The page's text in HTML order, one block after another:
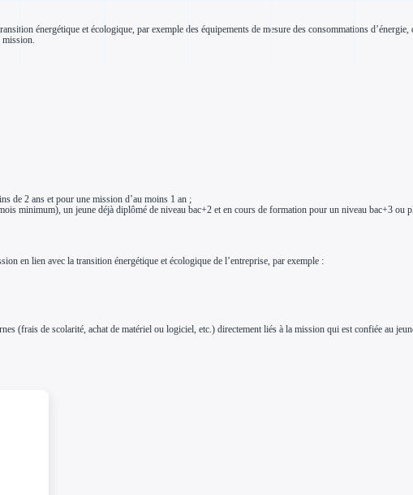
énergétique et écologique, par exemple des équipements de mesure des consommations
mission.
de 2 ans et pour une mission d’au moins 1 an ;
minimum), un jeune déjà diplômé de niveau bac+2 et en cours de formation pour un niveau bac+3 ou
en lien avec la transition énergétique et écologique de l’entreprise, par exemple :
(frais de scolarité, achat de matériel ou logiciel, etc.) directement liés à la mission qui est confiée au